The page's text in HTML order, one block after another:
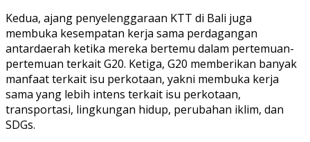
Kedua, ajang penyelenggaraan KTT di Bali juga
membuka kesempatan kerja sama perdagangan
antardaerah ketika mereka bertemu dalam pertemuan-
pertemuan terkait G20. Ketiga, G20 memberikan banyak
manfaat terkait isu perkotaan, yakni membuka kerja
sama yang lebih intens terkait isu perkotaan,
transportasi, lingkungan hidup, perubahan iklim, dan
SDGs.